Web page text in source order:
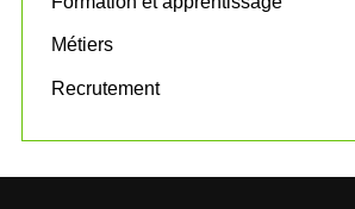
Métiers
Recrutement